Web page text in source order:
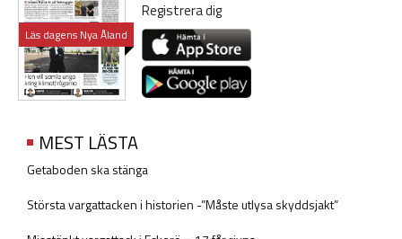
Läs dagens Nya Åland
Registrera dig
MEST LÄSTA
Getaboden ska stänga
Största vargattacken i historien -”Måste utlysa skyddsjakt”